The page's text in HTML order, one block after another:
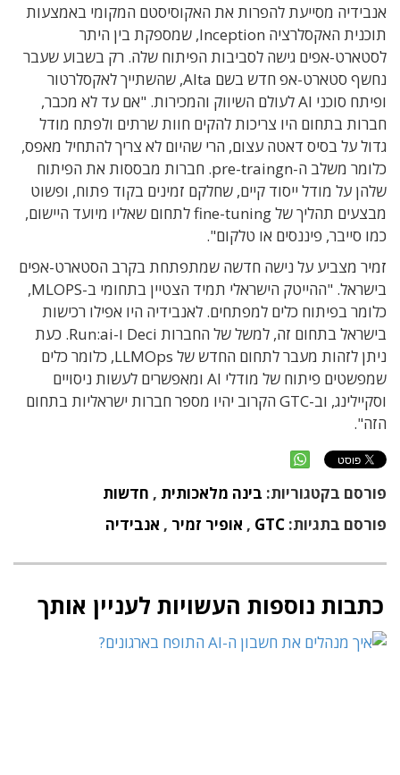
אנבידיה מסייעת להפרות את האקוסיסטם המקומי באמצעות
תוכנית האקסלרציה Inception, שמספקת בין היתר
לסטארט-אפים גישה לסביבות הפיתוח שלה. רק בשבוע שעבר
נחשף סטארט-אפ חדש בשם Alta, שהשתייך לאקסלרטור
ופיתח סוכני AI לעולם השיווק והמכירות. "אם עד לא מכבר,
חברות בתחום היו צריכות להקים חוות שרתים ולפתח מודל
גדול על בסיס דאטה עצום, הרי שהיום לא צריך להתחיל מאפס,
כלומר משלב ה-pre-traingn. חברות מבססות את הפיתוח
שלהן על מודל ייסוד קיים, שחלקם זמינים בקוד פתוח, ופשוט
מבצעים תהליך של fine-tuning לתחום שאליו מיועד היישום,
כמו סייבר, פיננסים או טלקום".
זמיר מצביע על נישה חדשה שמתפתחת בקרב הסטארט-אפים
בישראל. "ההייטק הישראלי תמיד הצטיין בתחומי ב-MLOPS,
כלומר בפיתוח כלים למפתחים. לאנבידיה היו אפילו רכישות
בישראל בתחום זה, למשל של החברות Deci ו-Run:ai. כעת
ניתן לזהות מעבר לתחום החדש של LLMOps, כלומר כלים
שמפשטים פיתוח של מודלי AI ומאפשרים לעשות ניסויים
וסקיילינג, וב-GTC הקרוב יהיו מספר חברות ישראליות בתחום
הזה".
פורסם בקטגוריות: בינה מלאכותית , חדשות
פורסם בתגיות: GTC
, אופיר זמיר , אנבידיה
כתבות נוספות העשויות לעניין אותך